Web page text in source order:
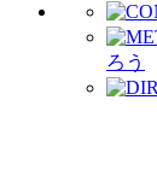
ろう